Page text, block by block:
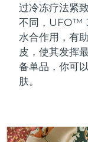
过冷冻疗法紧致
不同，UFO™
水合作用，有
皮，使其发挥
备单品，你可
肤。
补水保湿
FAQ™ 抗老
抗老
波斯尼亚和黑塞
文莱
保加利亚